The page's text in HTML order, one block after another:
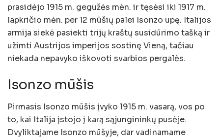
prasidėjo 1915 m. gegužės mėn. ir tęsėsi iki 1917 m.
lapkričio mėn. per 12 mūšių palei Isonzo upę. Italijos
armija siekė pasiekti trijų kraštų susidūrimo tašką ir
užimti Austrijos imperijos sostinę Vieną, tačiau
niekada nepavyko iškovoti svarbios pergalės.
Isonzo mūšis
Pirmasis Isonzo mūšis įvyko 1915 m. vasarą, vos po
to, kai Italija įstojo į karą sąjungininkų pusėje.
Dvyliktajame Isonzo mūšyje, dar vadinamame